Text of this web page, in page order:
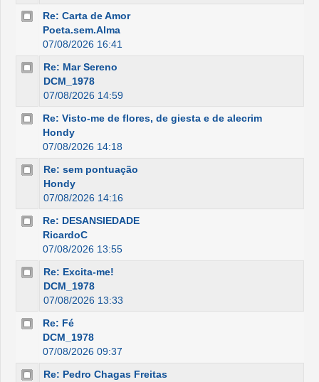
Re: Carta de Amor
Poeta.sem.Alma
07/08/2026 16:41
Re: Mar Sereno
DCM_1978
07/08/2026 14:59
Re: Visto-me de flores, de giesta e de alecrim
Hondy
07/08/2026 14:18
Re: sem pontuação
Hondy
07/08/2026 14:16
Re: DESANSIEDADE
RicardoC
07/08/2026 13:55
Re: Excita-me!
DCM_1978
07/08/2026 13:33
Re: Fé
DCM_1978
07/08/2026 09:37
Re: Pedro Chagas Freitas